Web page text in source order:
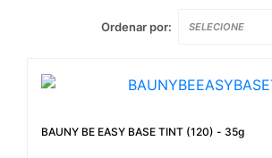
Ordenar por: SELECIONE
BAUNY BE EASY BASE TINT (120) - 35g